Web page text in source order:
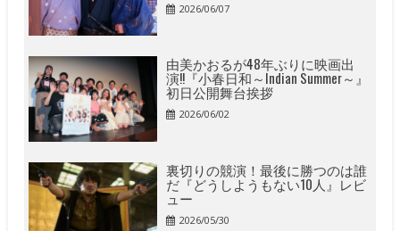
2026/06/07
由美かおるが48年ぶりに映画出
演!!『小春日和～Indian Summer～』
初日公開舞台挨拶
2026/06/02
裏切りの競演！最後に勝つのは誰
だ『どうしようもない10人』レビ
ュー
2026/05/30